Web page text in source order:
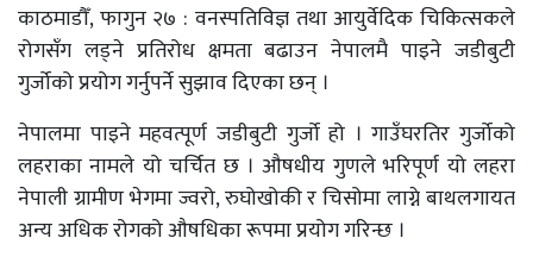
काठमाडौँ, फागुन २७ : वनस्पतिविज्ञ तथा आयुर्वेदिक चिकित्सकले
रोगसँग लड्ने प्रतिरोध क्षमता बढाउन नेपालमै पाइने जडीबुटी
गुर्जोको प्रयोग गर्नुपर्ने सुझाव दिएका छन् ।
नेपालमा पाइने महवत्पूर्ण जडीबुटी गुर्जो हो । गाउँघरतिर गुर्जोको
लहराका नामले यो चर्चित छ । औषधीय गुणले भरिपूर्ण यो लहरा
नेपाली ग्रामीण भेगमा ज्वरो, रुघोखोकी र चिसोमा लाग्ने बाथलगायत
अन्य अधिक रोगको औषधिका रूपमा प्रयोग गरिन्छ ।